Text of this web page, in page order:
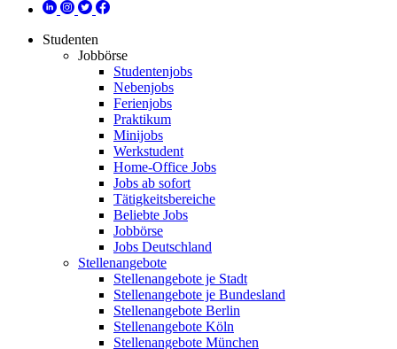
Studenten
Jobbörse
Studentenjobs
Nebenjobs
Ferienjobs
Praktikum
Minijobs
Werkstudent
Home-Office Jobs
Jobs ab sofort
Tätigkeitsbereiche
Beliebte Jobs
Jobbörse
Jobs Deutschland
Stellenangebote
Stellenangebote je Stadt
Stellenangebote je Bundesland
Stellenangebote Berlin
Stellenangebote Köln
Stellenangebote München